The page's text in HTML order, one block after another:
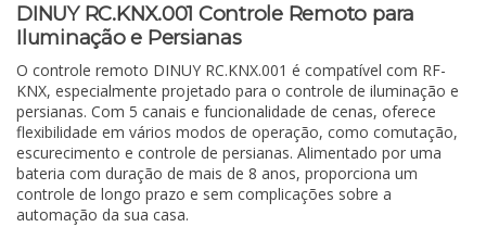
DINUY RC.KNX.001 Controle Remoto para
Iluminação e Persianas
O controle remoto DINUY RC.KNX.001 é compatível com RF-
KNX, especialmente projetado para o controle de iluminação e
persianas. Com 5 canais e funcionalidade de cenas, oferece
flexibilidade em vários modos de operação, como comutação,
escurecimento e controle de persianas. Alimentado por uma
bateria com duração de mais de 8 anos, proporciona um
controle de longo prazo e sem complicações sobre a
automação da sua casa.